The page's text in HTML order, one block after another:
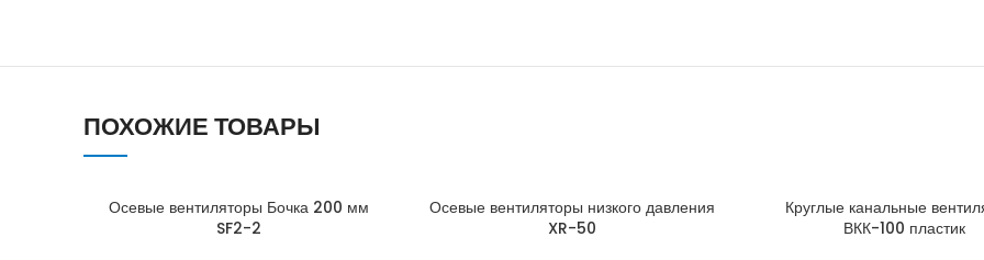
ПОХОЖИЕ ТОВАРЫ
Осевые вентиляторы Бочка 200 мм
SF2-2
Осевые вентиляторы низкого давления
XR-50
Круглые канальные
ВКК-100 пластик